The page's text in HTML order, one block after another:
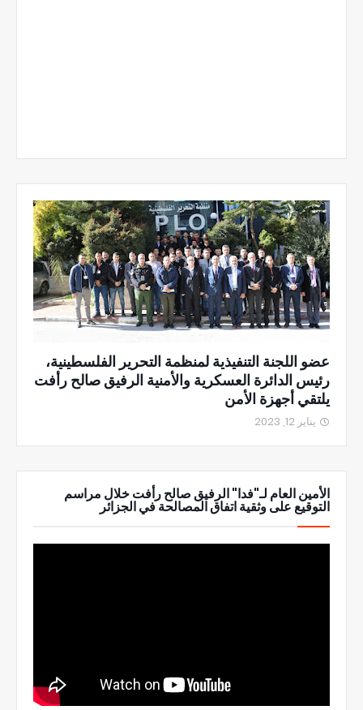
عضو اللجنة التنفيذية لمنظمة التحرير الفلسطينية،
رئيس الدائرة العسكرية والأمنية الرفيق صالح رأفت
يلتقي أجهزة الأمن
يناير 12, 2023
الأمين العام لـ"فدا" الرفيق صالح رأفت خلال مراسم
التوقيع على وثقية اتفاق المصالحة في الجزائر